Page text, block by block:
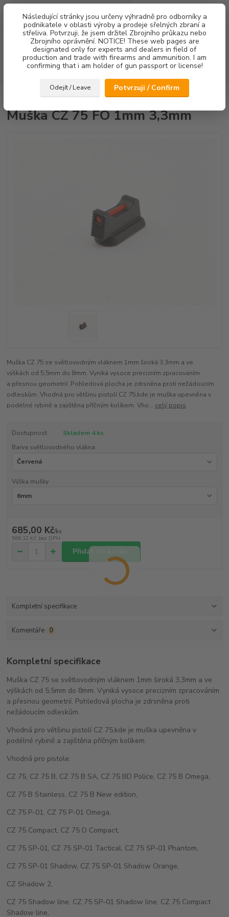
Následující stránky jsou určeny výhradně pro odborníky a
podnikatele v oblasti výroby a prodeje sřelných zbraní a
střeliva. Potvrzuji, že jsem držitel Zbrojního průkazu nebo
Zbrojního oprávnění. NOTICE! These web pages are
designated only for experts and dealers in field of
production and trade with firearms and ammunition. I am
confirming that i am holder of gun passport or license!
Odejít / Leave Potvrzuji / Confirm
Menu
Hledat
za0,00 Kč
Muška CZ 75 FO 1mm 3,3mm
Muška CZ 75 FO 1mm 3,3mm
Muška CZ 75 se světlovodným vláknem 1mm široká 3,3mm a ve
výškách od 5,5mm do 8mm. Vyniká vysoce precizním zpracováním
a přesnou geometrií. Pohledová plocha je zdrsněna proti nežádoucím
odleskům. Vhodná pro většinu pistolí CZ 75,kde je muška upevněna v
podélné rybině a zajištěna příčným kolíkem. Vho... celý popis
Dostupnost
Skladem 4 ks
Barva světlovodného vlákna
Výška mušky
685,00 Kč/ks
566,12 Kč bez DPH
Přidat do košíku
Kompletní specifikace
Komentáře 0
Kompletní specifikace
Muška CZ 75 se světlovodným vláknem 1mm široká 3,3mm a ve
výškách od 5,5mm do 8mm. Vyniká vysoce precizním zpracováním
a přesnou geometrií. Pohledová plocha je zdrsněna proti
nežádoucím odleskům.
Vhodná pro většinu pistolí CZ 75,kde je muška upevněna v
podélné rybině a zajištěna příčným kolíkem.
Vhodná pro pistole:
CZ 75, CZ 75 B, CZ 75 B SA, CZ 75 BD Police, CZ 75 B Omega,
CZ 75 B Stainless, CZ 75 B New edition,
CZ 75 P-01, CZ 75 P-01 Omega,
CZ 75 Compact, CZ 75 D Compact,
CZ 75 SP-01, CZ 75 SP-01 Tactical, CZ 75 SP-01 Phantom,
CZ 75 SP-01 Shadow, CZ 75 SP-01 Shadow Orange,
CZ Shadow 2,
CZ 75 Shadow line, CZ 75 SP-01 Shadow line, CZ 75 Compact
Shadow line,